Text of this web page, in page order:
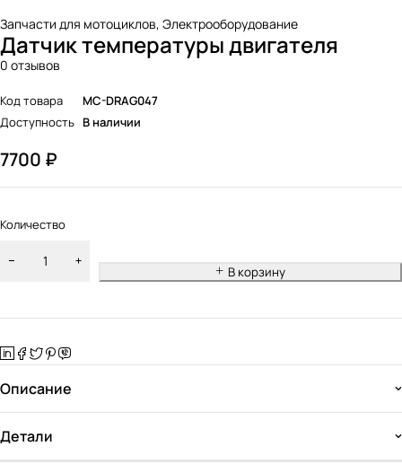
Запчасти для мотоциклов, Электрооборудование
Датчик температуры двигателя
0 отзывов
Код товара
MC-DRAG047
Доступность В наличии
7700 ₽
Количество
В корзину
Описание
Детали